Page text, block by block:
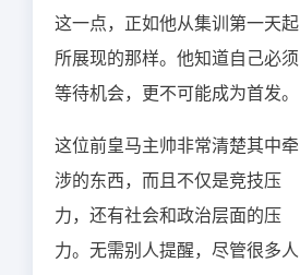
这一点，正如他从集训第一天起
所展现的那样。他知道自己必须
等待机会，更不可能成为首发。
这位前皇马主帅非常清楚其中牵
涉的东西，而且不仅是竞技压
力，还有社会和政治层面的压
力。无需别人提醒，尽管很多人